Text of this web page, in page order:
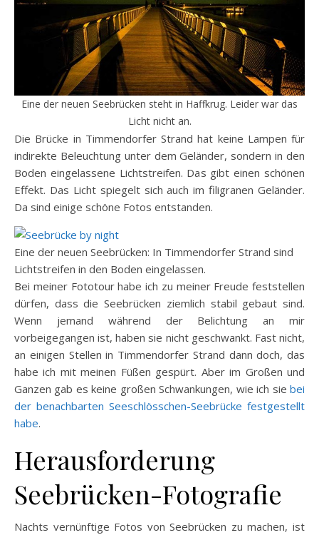
Eine der neuen Seebrücken steht in Haffkrug. Leider war das
Licht nicht an.
Die Brücke in Timmendorfer Strand hat keine Lampen für
indirekte Beleuchtung unter dem Geländer, sondern in den
Boden eingelassene Lichtstreifen. Das gibt einen schönen
Effekt. Das Licht spiegelt sich auch im filigranen Geländer.
Da sind einige schöne Fotos entstanden.
Eine der neuen Seebrücken: In Timmendorfer Strand sind
Lichtstreifen in den Boden eingelassen.
Bei meiner Fototour habe ich zu meiner Freude feststellen
dürfen, dass die Seebrücken ziemlich stabil gebaut sind.
Wenn jemand während der Belichtung an mir
vorbeigegangen ist, haben sie nicht geschwankt. Fast nicht,
an einigen Stellen in Timmendorfer Strand dann doch, das
habe ich mit meinen Füßen gespürt. Aber im Großen und
Ganzen gab es keine großen Schwankungen, wie ich sie bei
der benachbarten Seeschlösschen-Seebrücke festgestellt
habe.
Herausforderung
Seebrücken-Fotografie
Nachts vernünftige Fotos von Seebrücken zu machen, ist